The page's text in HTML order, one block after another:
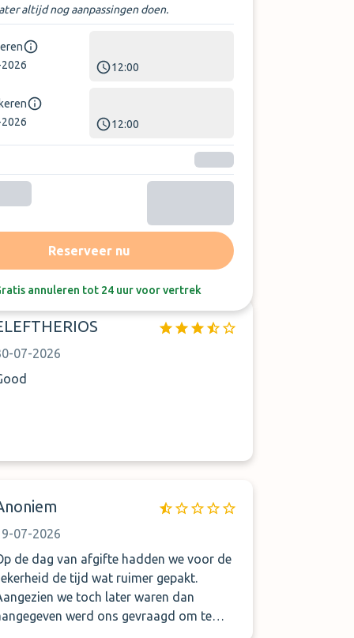
altijd nog aanpassingen doen.
12:00
12:00
Reserveer nu
annuleren tot 24 uur voor vertrek
Laatste beoordeling
07-2026
07-2026
de dag van afgifte hadden we voor de
de tijd wat ruimer gepakt.
we toch later waren dan
werd ons gevraagd om te